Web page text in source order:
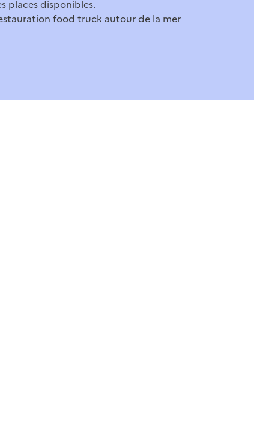
places disponibles.
food truck autour de la mer